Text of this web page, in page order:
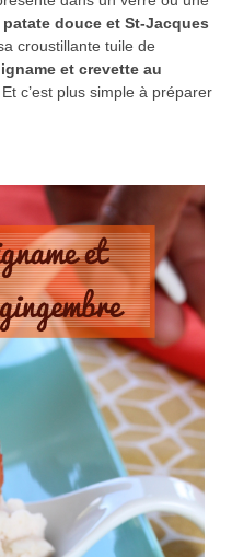
douce et St-Jacques
croustillante tuile de
et crevette au
c’est plus simple à préparer